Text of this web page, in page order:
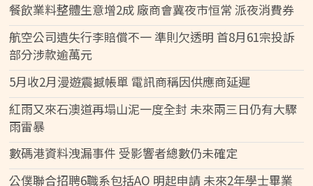
餐飲業料整體生意增2成 廠商會冀夜市恒常 派夜消費券
航空公司遺失行李賠償不一 準則欠透明 首8月61宗投訴
部分涉款逾萬元
5月收2月漫遊震撼帳單 電訊商稱因供應商延遲
紅雨又來石澳道再塌山泥一度全封 未來兩三日仍有大驟
雨雷暴
數碼港資料洩漏事件 受影響者總數仍未確定
公僕聯合招聘6職系包括AO 明起申請 未來2年學士畢業